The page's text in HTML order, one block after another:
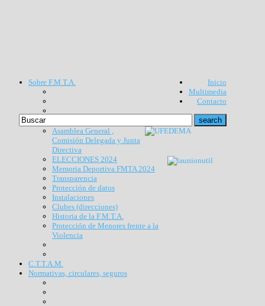
Inicio
Multimedia
Contacto
Sobre F.M.T.A.
Asamblea General ,
Comisión Delegada y Junta
Directiva
ELECCIONES 2024
Memoria Deportiva FMTA 2024
Transparencia
Protección de datos
Instalaciones
Clubes (direcciones)
Historia de la F.M.T.A.
Protección de Menores frente a la
Violencia
C.T.T.A.M.
Normativas, circulares, seguros